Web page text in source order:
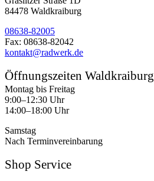
84478 Waldkraiburg
08638-82005
Fax: 08638-82042
kontakt@radwerk.de
Öffnungszeiten Waldkraiburg
Montag bis Freitag
9:00–12:30 Uhr
14:00–18:00 Uhr
Samstag
Nach Terminvereinbarung
Shop Service